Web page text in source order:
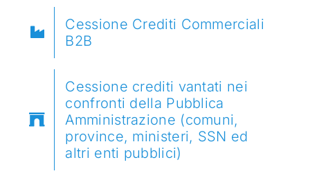
Cessione Crediti Commerciali
B2B
Cessione crediti vantati nei
confronti della Pubblica
Amministrazione (comuni,
province, ministeri, SSN ed
altri enti pubblici)